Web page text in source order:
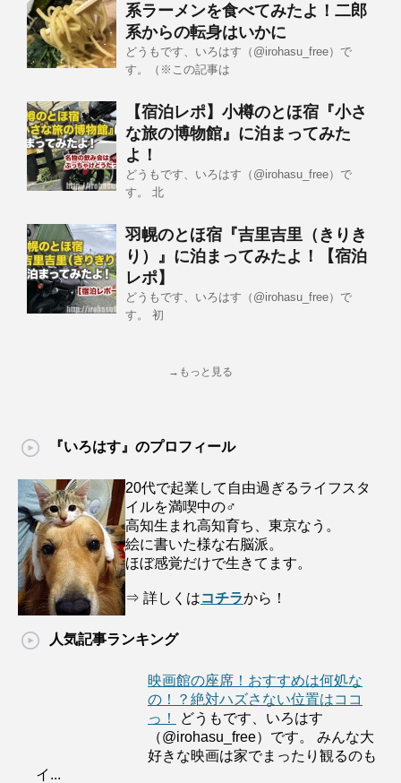
系ラーメンを食べてみたよ！二郎
系からの転身はいかに
どうもです、いろはす（@irohasu_free）で
す。（※この記事は
【宿泊レポ】小樽のとほ宿『小さ
な旅の博物館』に泊まってみた
よ！
どうもです、いろはす（@irohasu_free）で
す。 北
羽幌のとほ宿『吉里吉里（きりき
り）』に泊まってみたよ！【宿泊
レポ】
どうもです、いろはす（@irohasu_free）で
す。 初
→もっと見る
『いろはす』のプロフィール
20代で起業して自由過ぎるライフスタ
イルを満喫中の♂
高知生まれ高知育ち、東京なう。
絵に書いた様な右脳派。
ほぼ感覚だけで生きてます。
⇒ 詳しくはコチラから！
人気記事ランキング
映画館の座席！おすすめは何処な
の！？絶対ハズさない位置はココ
っ！
どうもです、いろはす
（@irohasu_free）です。 みんな大
好きな映画は家でまったり観るのも
イ...